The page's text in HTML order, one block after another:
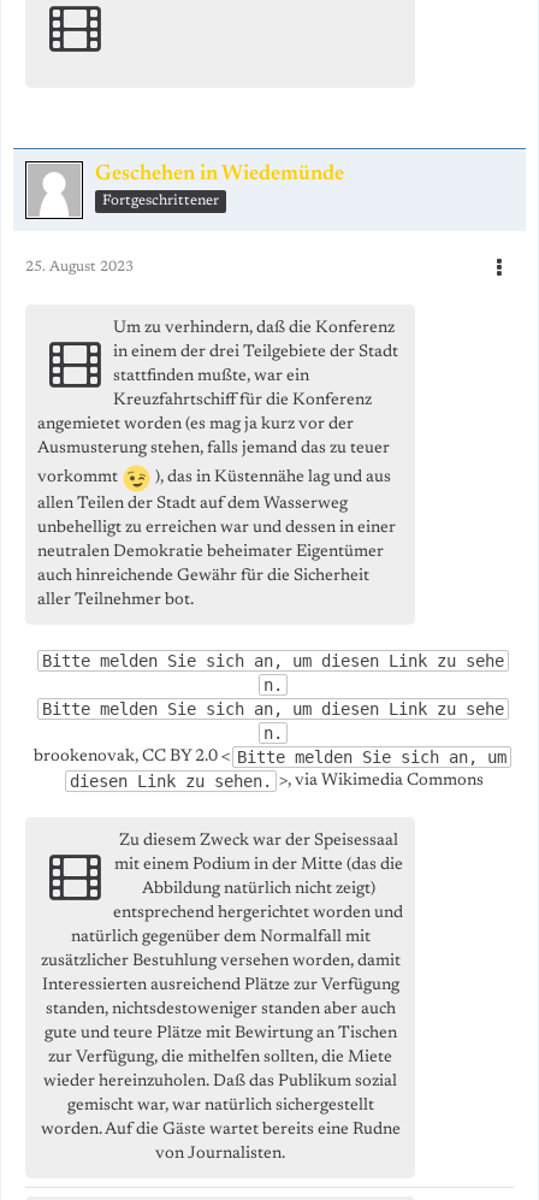
Geschehen in Wiedemünde
Fortgeschrittener
25. August 2023
Um zu verhindern, daß die Konferenz
in einem der drei Teilgebiete der Stadt
stattfinden mußte, war ein
Kreuzfahrtschiff für die Konferenz
angemietet worden (es mag ja kurz vor der
Ausmusterung stehen, falls jemand das zu teuer
vorkommt
), das in Küstennähe lag und aus
allen Teilen der Stadt auf dem Wasserweg
unbehelligt zu erreichen war und dessen in einer
neutralen Demokratie beheimater Eigentümer
auch hinreichende Gewähr für die Sicherheit
aller Teilnehmer bot.
Bitte melden Sie sich an, um diesen Link zu sehe
n.
Bitte melden Sie sich an, um diesen Link zu sehe
n.
brookenovak, CC BY 2.0 < Bitte melden Sie sich an, um
diesen Link zu sehen.
>, via Wikimedia Commons
Zu diesem Zweck war der Speisessaal
mit einem Podium in der Mitte (das die
Abbildung natürlich nicht zeigt)
entsprechend hergerichtet worden und
natürlich gegenüber dem Normalfall mit
zusätzlicher Bestuhlung versehen worden, damit
Interessierten ausreichend Plätze zur Verfügung
standen, nichtsdestoweniger standen aber auch
gute und teure Plätze mit Bewirtung an Tischen
zur Verfügung, die mithelfen sollten, die Miete
wieder hereinzuholen. Daß das Publikum sozial
gemischt war, war natürlich sichergestellt
worden. Auf die Gäste wartet bereits eine Rudne
von Journalisten.